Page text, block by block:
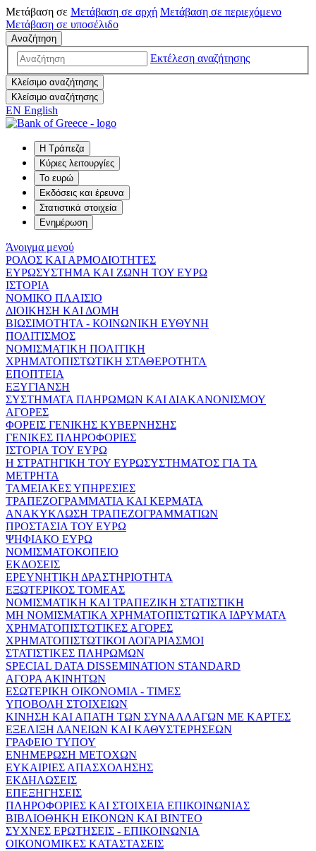
Μετάβαση σε Μετάβαση σε αρχή Μετάβαση σε περιεχόμενο
Μετάβαση σε υποσέλιδο
Αναζήτηση
Εκτέλεση αναζήτησης
Κλείσιμο αναζήτησης
Κλείσιμο αναζήτησης
EN English
Η Τράπεζα
Κύριες λειτουργίες
Το ευρώ
Εκδόσεις και έρευνα
Στατιστικά στοιχεία
Ενημέρωση
Άνοιγμα μενού
ΡΟΛΟΣ ΚΑΙ ΑΡΜΟΔΙΟΤΗΤΕΣ
ΕΥΡΩΣΥΣΤΗΜΑ ΚΑΙ ΖΩΝΗ ΤΟΥ ΕΥΡΩ
ΙΣΤΟΡΙΑ
ΝΟΜΙΚΟ ΠΛΑΙΣΙΟ
ΔΙΟΙΚΗΣΗ ΚΑΙ ΔΟΜΗ
ΒΙΩΣΙΜΟΤΗΤΑ - ΚΟΙΝΩΝΙΚΗ ΕΥΘΥΝΗ
ΠΟΛΙΤΙΣΜΟΣ
ΝΟΜΙΣΜΑΤΙΚΗ ΠΟΛΙΤΙΚΗ
ΧΡΗΜΑΤΟΠΙΣΤΩΤΙΚΗ ΣΤΑΘΕΡΟΤΗΤΑ
ΕΠΟΠΤΕΙΑ
ΕΞΥΓΙΑΝΣΗ
ΣΥΣΤΗΜΑΤΑ ΠΛΗΡΩΜΩΝ ΚΑΙ ΔΙΑΚΑΝΟΝΙΣΜΟΥ
ΑΓΟΡΕΣ
ΦΟΡΕΙΣ ΓΕΝΙΚΗΣ ΚΥΒΕΡΝΗΣΗΣ
ΓΕΝΙΚΕΣ ΠΛΗΡΟΦΟΡΙΕΣ
ΙΣΤΟΡΙΑ ΤΟΥ ΕΥΡΩ
Η ΣΤΡΑΤΗΓΙΚΗ ΤΟΥ ΕΥΡΩΣΥΣΤΗΜΑΤΟΣ ΓΙΑ ΤΑ
ΜΕΤΡΗΤΑ
ΤΑΜΕΙΑΚΕΣ ΥΠΗΡΕΣΙΕΣ
ΤΡΑΠΕΖΟΓΡΑΜΜΑΤΙΑ ΚΑΙ ΚΕΡΜΑΤΑ
ΑΝΑΚΥΚΛΩΣΗ ΤΡΑΠΕΖΟΓΡΑΜΜΑΤΙΩΝ
ΠΡΟΣΤΑΣΙΑ ΤΟΥ ΕΥΡΩ
ΨΗΦΙΑΚΟ ΕΥΡΩ
ΝΟΜΙΣΜΑΤΟΚΟΠΕΙΟ
ΕΚΔΟΣΕΙΣ
ΕΡΕΥΝΗΤΙΚΗ ΔΡΑΣΤΗΡΙΟΤΗΤΑ
ΕΞΩΤΕΡΙΚΟΣ ΤΟΜΕΑΣ
ΝΟΜΙΣΜΑΤΙΚΗ ΚΑΙ ΤΡΑΠΕΖΙΚΗ ΣΤΑΤΙΣΤΙΚΗ
ΜΗ ΝΟΜΙΣΜΑΤΙΚΑ ΧΡΗΜΑΤΟΠΙΣΤΩΤΙΚΑ ΙΔΡΥΜΑΤΑ
ΧΡΗΜΑΤΟΠΙΣΤΩΤΙΚΕΣ ΑΓΟΡΕΣ
ΧΡΗΜΑΤΟΠΙΣΤΩΤΙΚΟΙ ΛΟΓΑΡΙΑΣΜΟΙ
ΣΤΑΤΙΣΤΙΚΕΣ ΠΛΗΡΩΜΩΝ
SPECIAL DATA DISSEMINATION STANDARD
ΑΓΟΡΑ ΑΚΙΝΗΤΩΝ
ΕΣΩΤΕΡΙΚΗ ΟΙΚΟΝΟΜΙΑ - ΤΙΜΕΣ
ΥΠΟΒΟΛΗ ΣΤΟΙΧΕΙΩΝ
ΚΙΝΗΣΗ ΚΑΙ ΑΠΑΤΗ ΤΩΝ ΣΥΝΑΛΛΑΓΩΝ ΜΕ ΚΑΡΤΕΣ
ΕΞΕΛΙΞΗ ΔΑΝΕΙΩΝ ΚΑΙ ΚΑΘΥΣΤΕΡΗΣΕΩΝ
ΓΡΑΦΕΙΟ ΤΥΠΟΥ
ΕΝΗΜΕΡΩΣΗ ΜΕΤΟΧΩΝ
ΕΥΚΑΙΡΙΕΣ ΑΠΑΣΧΟΛΗΣΗΣ
ΕΚΔΗΛΩΣΕΙΣ
ΕΠΕΞΗΓΗΣΕΙΣ
ΠΛΗΡΟΦΟΡΙΕΣ ΚΑΙ ΣΤΟΙΧΕΙΑ ΕΠΙΚΟΙΝΩΝΙΑΣ
ΒΙΒΛΙΟΘΗΚΗ ΕΙΚΟΝΩΝ ΚΑΙ ΒΙΝΤΕΟ
ΣΥΧΝΕΣ ΕΡΩΤΗΣΕΙΣ - ΕΠΙΚΟΙΝΩΝΙΑ
ΟΙΚΟΝΟΜΙΚΕΣ ΚΑΤΑΣΤΑΣΕΙΣ